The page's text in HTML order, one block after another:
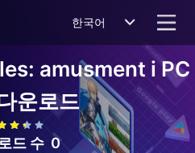
한국어
amusment iPC
운로드
드 수 0